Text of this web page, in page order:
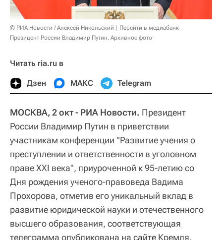
© РИА Новости / Алексей Никольский
Перейти в медиабанк
Президент России Владимир Путин. Архивное фото
Читать ria.ru в
Дзен МАКС Telegram
МОСКВА, 2 окт - РИА Новости. Президент
России Владимир Путин в приветствии
участникам конференции "Развитие учения о
преступлении и ответственности в уголовном
праве XXI века", приуроченной к 95-летию со
Дня рождения ученого-правоведа Вадима
Прохорова, отметив его уникальный вклад в
развитие юридической науки и отечественного
высшего образования, соответствующая
телеграмма опубликована на сайте Кремля.